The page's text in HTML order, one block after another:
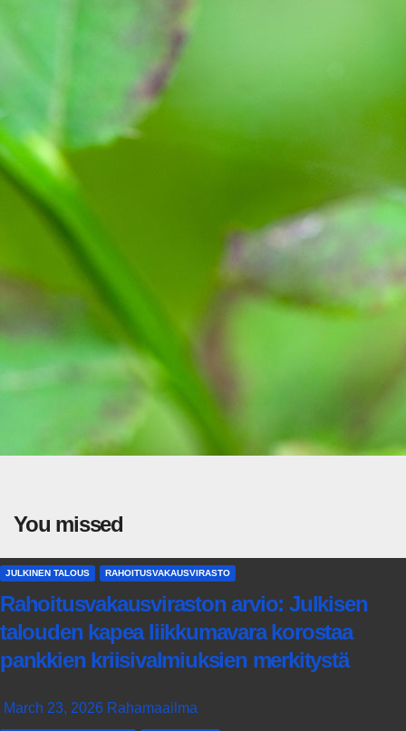
You missed
JULKINEN TALOUS RAHOITUSVAKAUSVIRASTO
Rahoitusvakausviraston arvio: Julkisen
talouden kapea liikkumavara korostaa
pankkien kriisivalmiuksien merkitystä
March 23, 2026 Rahamaailma